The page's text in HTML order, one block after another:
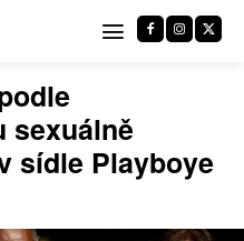
sexuálně
sídle Playboye